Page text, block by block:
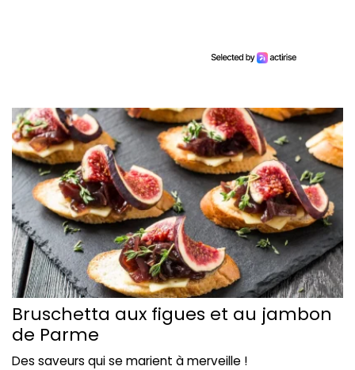
Bruschetta aux figues et au jambon
de Parme
Des saveurs qui se marient à merveille !